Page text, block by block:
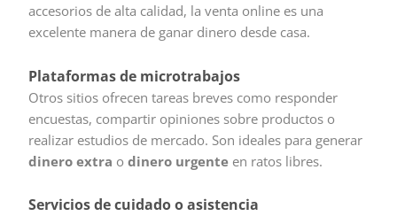
accesorios de alta calidad, la venta online es una
excelente manera de ganar dinero desde casa.
Plataformas de microtrabajos
Otros sitios ofrecen tareas breves como responder
encuestas, compartir opiniones sobre productos o
realizar estudios de mercado. Son ideales para generar
dinero extra odinero urgente en ratos libres.
Servicios de cuidado o asistencia